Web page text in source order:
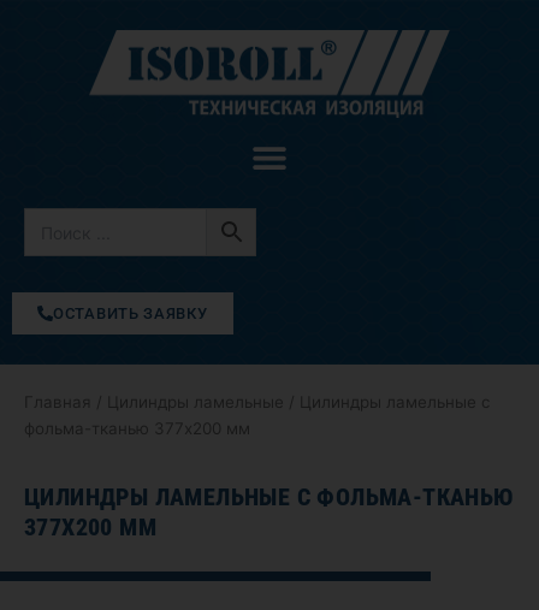
содержимому
ОСТАВИТЬ ЗАЯВКУ
Главная Цилиндры ламельные / Цилиндры ламельные с
фольма-тканью 377х200 мм
ЦИЛИНДРЫ ЛАМЕЛЬНЫЕ С ФОЛЬМА-ТКАНЬЮ
377Х200 ММ